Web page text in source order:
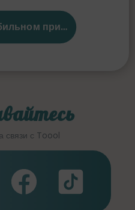
Узнайте о мобильном приложении
связи с Toool